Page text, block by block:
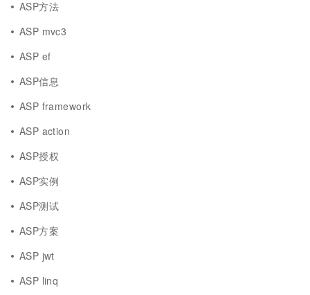
ASP方法
ASP mvc3
ASP ef
ASP信息
ASP framework
ASP action
ASP授权
ASP实例
ASP测试
ASP方案
ASP jwt
ASP linq